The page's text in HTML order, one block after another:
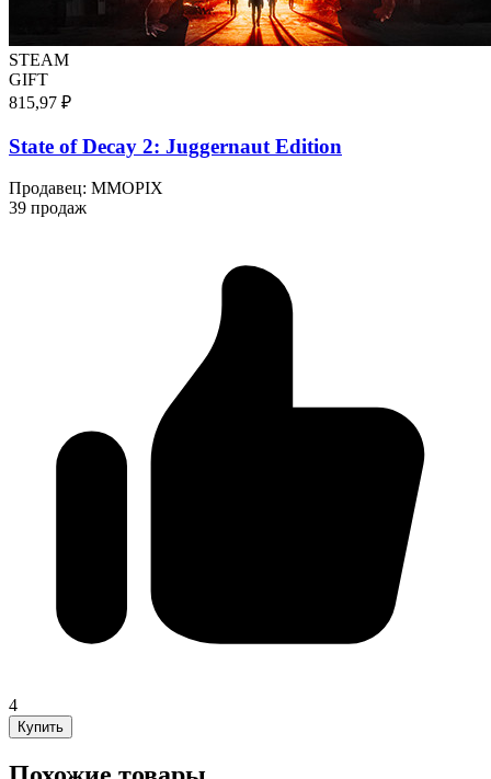
STEAM
GIFT
815,97 ₽
State of Decay 2: Juggernaut Edition
Продавец: MMOPIX
39 продаж
4
Купить